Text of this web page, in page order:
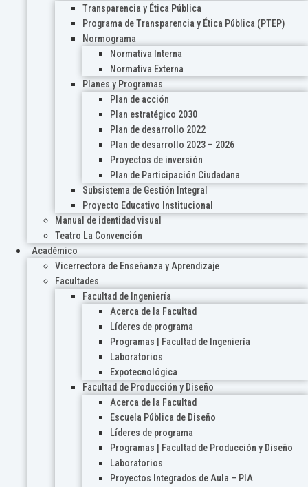
Transparencia y Ética Pública
Programa de Transparencia y Ética Pública (PTEP)
Normograma
Normativa Interna
Normativa Externa
Planes y Programas
Plan de acción
Plan estratégico 2030
Plan de desarrollo 2022
Plan de desarrollo 2023 – 2026
Proyectos de inversión
Plan de Participación Ciudadana
Subsistema de Gestión Integral
Proyecto Educativo Institucional
Manual de identidad visual
Teatro La Convención
Académico
Vicerrectora de Enseñanza y Aprendizaje
Facultades
Facultad de Ingeniería
Acerca de la Facultad
Líderes de programa
Programas | Facultad de Ingeniería
Laboratorios
Expotecnológica
Facultad de Producción y Diseño
Acerca de la Facultad
Escuela Pública de Diseño
Líderes de programa
Programas | Facultad de Producción y Diseño
Laboratorios
Proyectos Integrados de Aula – PIA